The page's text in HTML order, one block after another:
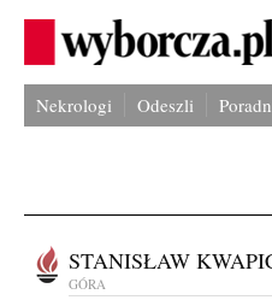
Nekrologi Odeszli
STANISŁAW
GÓRA